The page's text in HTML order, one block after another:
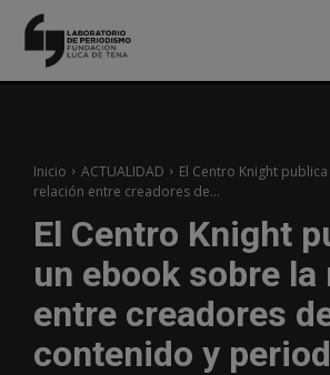
Inicio ACTUALIDAD
El Centro Knight
relación entre creadores de...
El Centro Knight
un ebook sobre la
entre creadores
contenido y